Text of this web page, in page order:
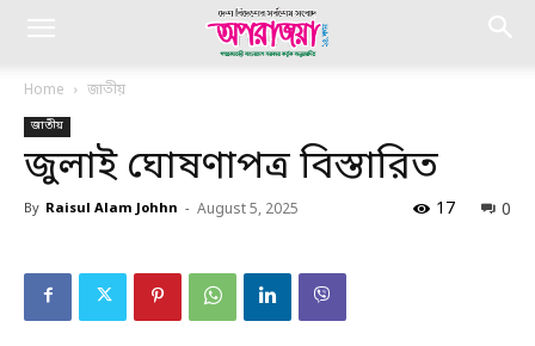
Home জাতীয়
জাতীয়
জুলাই ঘোষণাপত্র বিস্তারিত
By Raisul Alam Johhn - August 5, 2025 0
17